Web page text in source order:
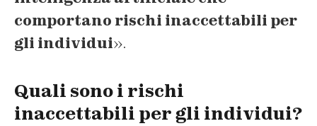
comportano rischi inaccettabili per
gli individui».
Quali sono i rischi
inaccettabili per gli individui?